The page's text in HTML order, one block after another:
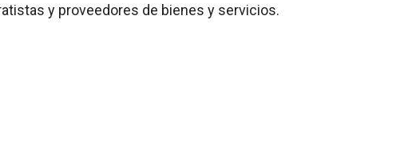
y proveedores de bienes y servicios.